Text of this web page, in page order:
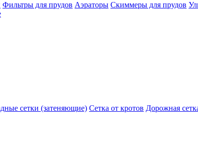
Фильтры для прудов Аэраторы Скиммеры для прудов
сетки (затеняющие) Сетка от кротов Дорожная